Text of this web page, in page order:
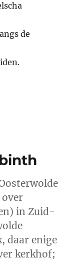
de
over
in Zuid-
daar enige
kerkhof;